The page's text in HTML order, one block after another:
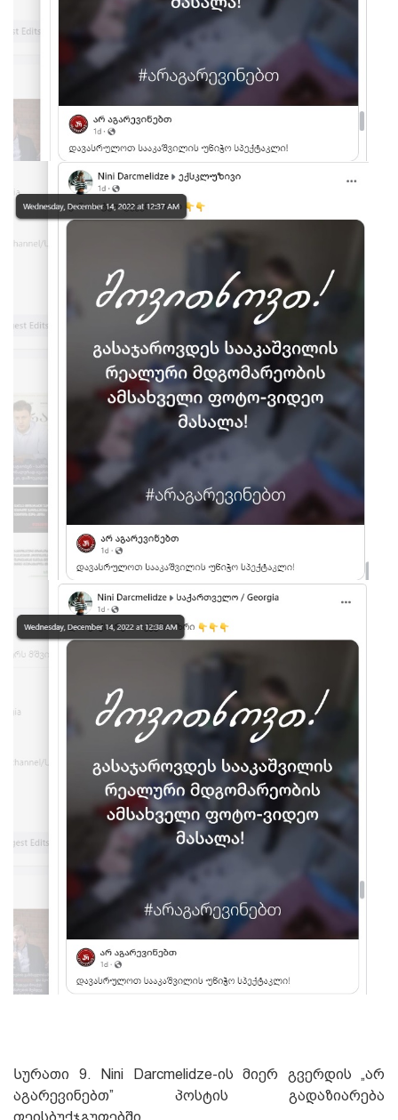
Სურათი 9. Nini Darcmelidze-ის მიერ გვერდის „არ
აგარევინებთ” პოსტის გადაზიარება
ფეისბუქჯგუფებში.